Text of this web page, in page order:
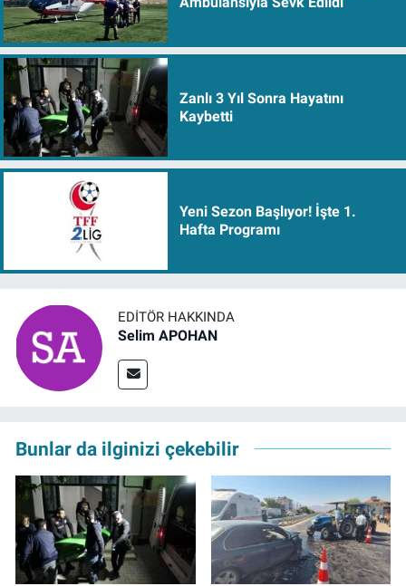
Zanlı 3 Yıl Sonra Hayatını
Kaybetti
Yeni Sezon Başlıyor! İşte 1.
Hafta Programı
EDITÖR HAKKINDA
Selim APOHAN
Bunlar da ilginizi çekebilir